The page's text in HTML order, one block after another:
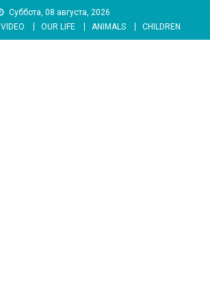
Суббота, 08 августа, 2026
VIDEO OUR LIFE ANIMALS CHILDREN